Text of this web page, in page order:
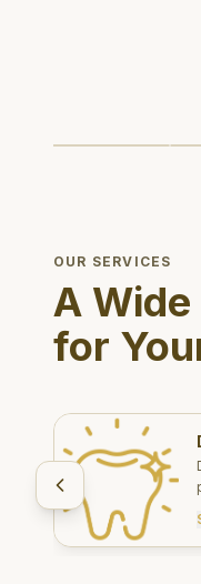
OUR SERVICES
A
for